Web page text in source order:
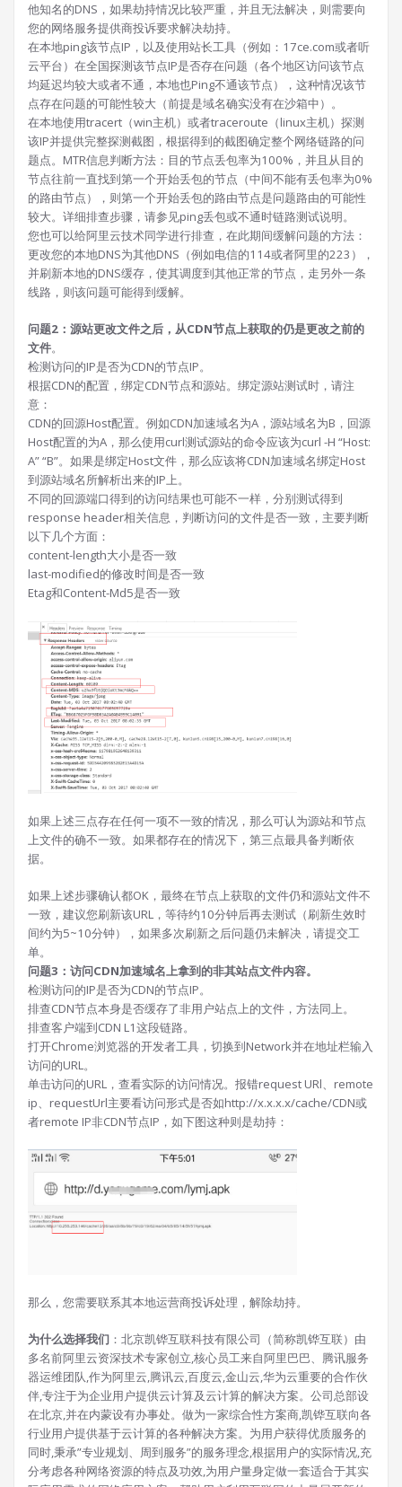
他知名的DNS，如果劫持情况比较严重，并且无法解决，则需要向
您的网络服务提供商投诉要求解决劫持。
在本地ping该节点IP，以及使用站长工具（例如：17ce.com或者听
云平台）在全国探测该节点IP是否存在问题（各个地区访问该节点
均延迟均较大或者不通，本地也Ping不通该节点），这种情况该节
点存在问题的可能性较大（前提是域名确实没有在沙箱中）。
在本地使用tracert（win主机）或者traceroute（linux主机）探测
该IP并提供完整探测截图，根据得到的截图确定整个网络链路的问
题点。MTR信息判断方法：目的节点丢包率为100%，并且从目的
节点往前一直找到第一个开始丢包的节点（中间不能有丢包率为0%
的路由节点），则第一个开始丢包的路由节点是问题路由的可能性
较大。详细排查步骤，请参见ping丢包或不通时链路测试说明。
您也可以给阿里云技术同学进行排查，在此期间缓解问题的方法：
更改您的本地DNS为其他DNS（例如电信的114或者阿里的223），
并刷新本地的DNS缓存，使其调度到其他正常的节点，走另外一条
线路，则该问题可能得到缓解。
问题2：源站更改文件之后，从CDN节点上获取的仍是更改之前的
文件。
检测访问的IP是否为CDN的节点IP。
根据CDN的配置，绑定CDN节点和源站。绑定源站测试时，请注
意：
CDN的回源Host配置。例如CDN加速域名为A，源站域名为B，回源
Host配置的为A，那么使用curl测试源站的命令应该为curl -H “Host:
A” “B”。如果是绑定Host文件，那么应该将CDN加速域名绑定Host
到源站域名所解析出来的IP上。
不同的回源端口得到的访问结果也可能不一样，分别测试得到
response header相关信息，判断访问的文件是否一致，主要判断
以下几个方面：
content-length大小是否一致
last-modified的修改时间是否一致
Etag和Content-Md5是否一致
如果上述三点存在任何一项不一致的情况，那么可认为源站和节点
上文件的确不一致。如果都存在的情况下，第三点最具备判断依
据。
如果上述步骤确认都OK，最终在节点上获取的文件仍和源站文件不
一致，建议您刷新该URL，等待约10分钟后再去测试（刷新生效时
间约为5~10分钟），如果多次刷新之后问题仍未解决，请提交工
单。
问题3：访问CDN加速域名上拿到的非其站点文件内容。
检测访问的IP是否为CDN的节点IP。
排查CDN节点本身是否缓存了非用户站点上的文件，方法同上。
排查客户端到CDN L1这段链路。
打开Chrome浏览器的开发者工具，切换到Network并在地址栏输入
访问的URL。
单击访问的URL，查看实际的访问情况。报错request URl、remote
ip、requestUrl主要看访问形式是否如http://x.x.x.x/cache/CDN或
者remote IP非CDN节点IP，如下图这种则是劫持：
那么，您需要联系其本地运营商投诉处理，解除劫持。
为什么选择我们 ：北京凯铧互联科技有限公司（简称凯铧互联）由
多名前阿里云资深技术专家创立,核心员工来自阿里巴巴、腾讯服务
器运维团队,作为阿里云,腾讯云,百度云,金山云,华为云重要的合作伙
伴,专注于为企业用户提供云计算及云计算的解决方案。公司总部设
在北京,并在内蒙设有办事处。做为一家综合性方案商,凯铧互联向各
行业用户提供基于云计算的各种解决方案。为用户获得优质服务的
同时,秉承”专业规划、周到服务”的服务理念,根据用户的实际情况,充
分考虑各种网络资源的特点及功效,为用户量身定做一套适合于其实